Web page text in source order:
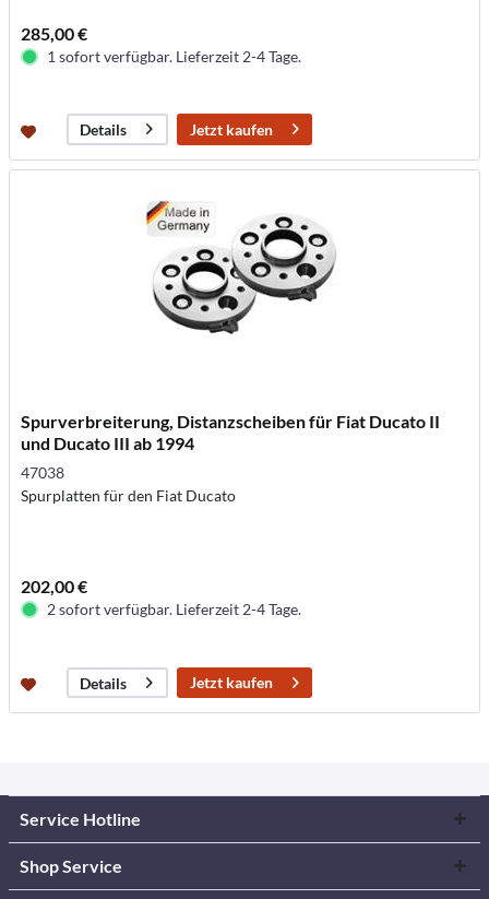
285,00 €
1 sofort verfügbar. Lieferzeit 2-4 Tage.
Details Jetzt kaufen
Spurverbreiterung, Distanzscheiben für Fiat Ducato II
und Ducato III ab 1994
47038
Spurplatten für den Fiat Ducato
202,00 €
2 sofort verfügbar. Lieferzeit 2-4 Tage.
Details Jetzt kaufen
Service Hotline
Shop Service